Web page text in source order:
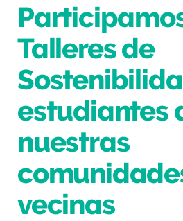
Talleres de
estudiantes
nuestras
vecinas